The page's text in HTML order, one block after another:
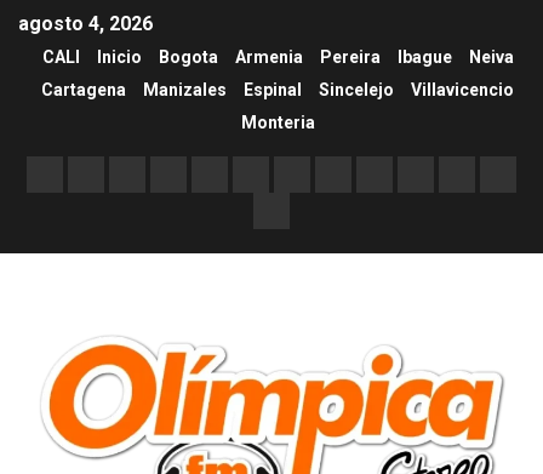
agosto 4, 2026
CALI Inicio Bogota Armenia Pereira Ibague
Neiva
Cartagena
Manizales Espinal Sincelejo
Villavicencio
Monteria